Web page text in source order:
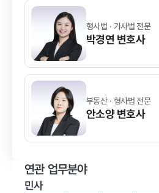
형사법 · 가사법 전문
박경연 변호사
부동산 · 형사법 전문
안소양 변호사
연관 업무분야
민사